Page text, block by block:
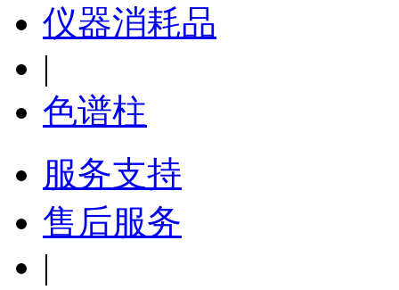
仪器消耗品
|
色谱柱
服务支持
售后服务
|